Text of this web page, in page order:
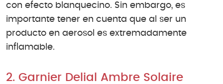
con efecto blanquecino. Sin embargo, es
importante tener en cuenta que al ser un
producto en aerosol es extremadamente
inflamable.
2. Garnier Delial Ambre Solaire